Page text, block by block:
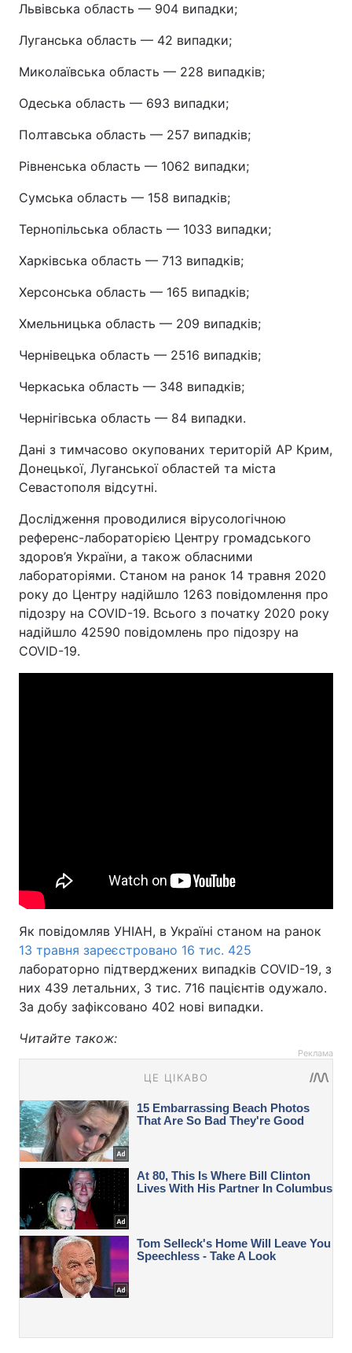
Львівська область — 904 випадки;
Луганська область — 42 випадки;
Миколаївська область — 228 випадків;
Одеська область — 693 випадки;
Полтавська область — 257 випадків;
Рівненська область — 1062 випадки;
Сумська область — 158 випадків;
Тернопільська область — 1033 випадки;
Харківська область — 713 випадків;
Херсонська область — 165 випадків;
Хмельницька область — 209 випадків;
Чернівецька область — 2516 випадків;
Черкаська область — 348 випадків;
Чернігівська область — 84 випадки.
Дані з тимчасово окупованих територій АР Крим,
Донецької, Луганської областей та міста
Севастополя відсутні.
Дослідження проводилися вірусологічною
референс-лабораторією Центру громадського
здоров’я України, а також обласними
лабораторіями. Станом на ранок 14 травня 2020
року до Центру надійшло 1263 повідомлення про
підозру на COVID-19. Всього з початку 2020 року
надійшло 42590 повідомлень про підозру на
COVID-19.
Як повідомляв УНІАН, в Україні станом на ранок
13 травня зареєстровано 16 тис. 425
лабораторно підтверджених випадків COVID-19, з
них 439 летальних, 3 тис. 716 пацієнтів одужало.
За добу зафіксовано 402 нові випадки.
Читайте також:
Реклама